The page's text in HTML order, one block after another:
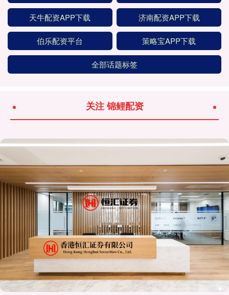
天牛配资APP下载 济南配资APP下载
伯乐配资平台 策略宝APP下载
全部话题标签
关注 锦鲤配资